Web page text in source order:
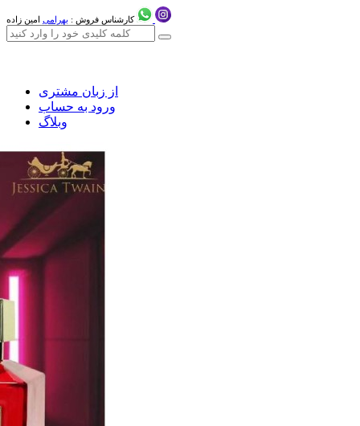
کارشناس فروش : بهرامی امین زاده
از زبان مشتری
ورود به حساب
وبلاگ